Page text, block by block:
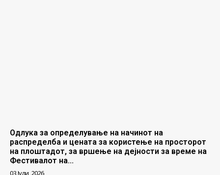
Одлука за определување на начинот на
распределба и цената за користење на просторот
на плоштадот, за вршење на дејности за време на
Фестивалот на...
03 Јули, 2026